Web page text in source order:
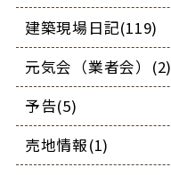
建築現場日記(119)
元気会（業者会）(2)
予告(5)
売地情報(1)